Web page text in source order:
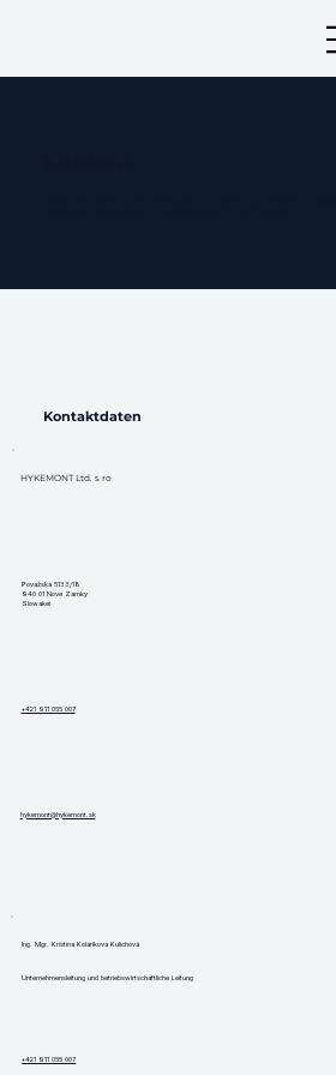
Kontaktdaten
HYKEMONT Ltd. s ro
Považská 5133/18
940 01 Nove Zamky
Slowakei
+421 911 055 007
hykemont@hykemont.sk
Ing. Mgr. Kristína Koláriková Kulichová
Unternehmensleitung und betriebswirtschaftliche Leitung
+421 911 055 007